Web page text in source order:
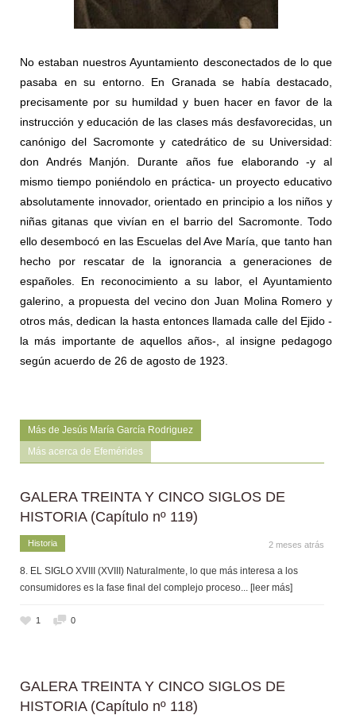
No estaban nuestros Ayuntamiento desconectados de lo que
pasaba en su entorno. En Granada se había destacado,
precisamente por su humildad y buen hacer en favor de la
instrucción y educación de las clases más desfavorecidas, un
canónigo del Sacromonte y catedrático de su Universidad:
don Andrés Manjón. Durante años fue elaborando -y al
mismo tiempo poniéndolo en práctica- un proyecto educativo
absolutamente innovador, orientado en principio a los niños y
niñas gitanas que vivían en el barrio del Sacromonte. Todo
ello desembocó en las Escuelas del Ave María, que tanto han
hecho por rescatar de la ignorancia a generaciones de
españoles. En reconocimiento a su labor, el Ayuntamiento
galerino, a propuesta del vecino don Juan Molina Romero y
otros más, dedican la hasta entonces llamada calle del Ejido -
la más importante de aquellos años-, al insigne pedagogo
según acuerdo de 26 de agosto de 1923.
Más de Jesús María García Rodriguez
Más acerca de Efemérides
GALERA TREINTA Y CINCO SIGLOS DE
HISTORIA (Capítulo nº 119)
Historia 2 meses atrás
8. EL SIGLO XVIII (XVIII) Naturalmente, lo que más interesa a los
consumidores es la fase final del complejo proceso... [leer más]
1 0
GALERA TREINTA Y CINCO SIGLOS DE
HISTORIA (Capítulo nº 118)